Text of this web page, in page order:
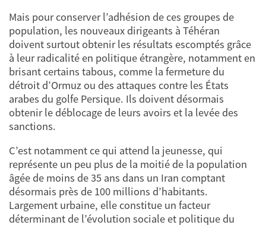
Mais pour conserver l’adhésion de ces groupes de
population, les nouveaux dirigeants à Téhéran
doivent surtout obtenir les résultats escomptés grâce
à leur radicalité en politique étrangère, notamment en
brisant certains tabous, comme la fermeture du
détroit d’Ormuz ou des attaques contre les États
arabes du golfe Persique. Ils doivent désormais
obtenir le déblocage de leurs avoirs et la levée des
sanctions.
C’est notamment ce qui attend la jeunesse, qui
représente un peu plus de la moitié de la population
âgée de moins de 35 ans dans un Iran comptant
désormais près de 100 millions d’habitants.
Largement urbaine, elle constitue un facteur
déterminant de l’évolution sociale et politique du